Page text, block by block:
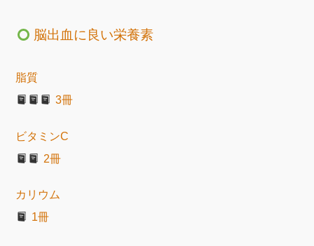
脳出血に良い栄養素
脂質
3冊
ビタミンC
2冊
カリウム
1冊